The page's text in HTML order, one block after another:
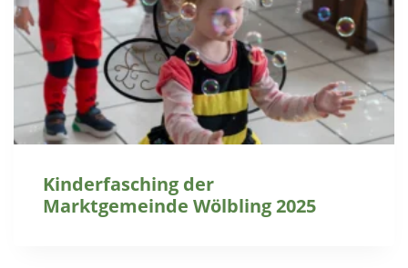
Kinderfasching der
Marktgemeinde Wölbling 2025